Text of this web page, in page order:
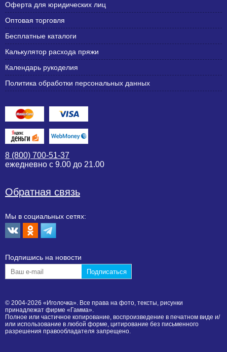
Оферта для юридических лиц
Оптовая торговля
Бесплатные каталоги
Калькулятор расхода пряжи
Календарь рукоделия
Политика обработки персональных данных
8 (800) 700-51-37
ежедневно с 9.00 до 21.00
Обратная связь
Мы в социальных сетях:
Подпишиcь на новости
© 2004-2026 «Иголочка». Все права на фото, тексты, рисунки
принадлежат фирме «Гамма».
Полное или частичное копирование, воспроизведение в печатном виде и/
или использование в любой форме, цитирование без письменного
разрешения правообладателя запрещено.